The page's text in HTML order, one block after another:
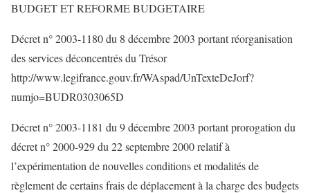
BUDGET ET REFORME BUDGETAIRE
Décret n° 2003-1180 du 8 décembre 2003 portant réorganisation
des services déconcentrés du Trésor
http://www.legifrance.gouv.fr/WAspad/UnTexteDeJorf?
numjo=BUDR0303065D
Décret n° 2003-1181 du 9 décembre 2003 portant prorogation du
décret n° 2000-929 du 22 septembre 2000 relatif à
l’expérimentation de nouvelles conditions et modalités de
règlement de certains frais de déplacement à la charge des budgets